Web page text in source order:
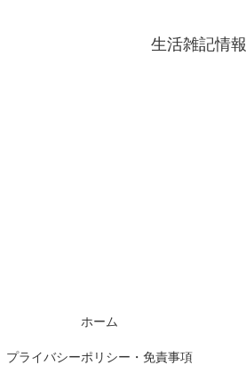
生活雑記情報
ホーム
プライバシーポリシー・免責事項